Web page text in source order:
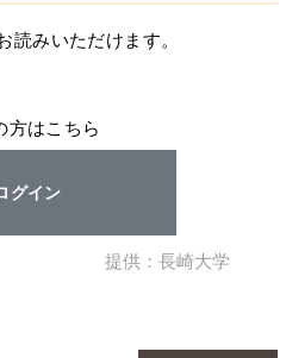
みいただけます。
方はこちら
グイン
提供：長崎大学